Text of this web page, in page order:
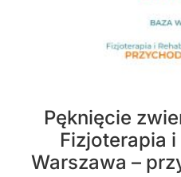
Pęknięcie
Fizjoterapia
Warszawa –